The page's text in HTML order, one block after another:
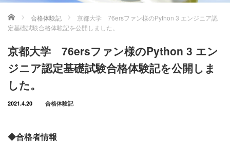
ホーム 合格体験記
京都大学 76ersファン様のPython 3 エンジニア認
定基礎試験合格体験記を公開しました。
京都大学 76ersファン様のPython 3 エン
ジニア認定基礎試験合格体験記を公開しま
した。
2021.4.20 合格体験記
◆合格者情報